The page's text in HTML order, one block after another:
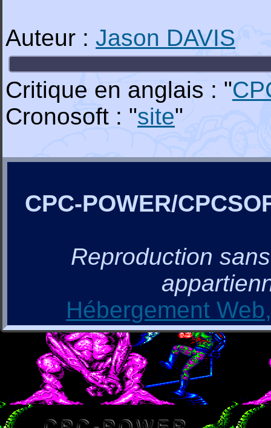
Auteur : Jason DAVIS
Critique en anglais : "
Cronosoft : "site"
CPC-POWER/
Reproduction
Hébergement